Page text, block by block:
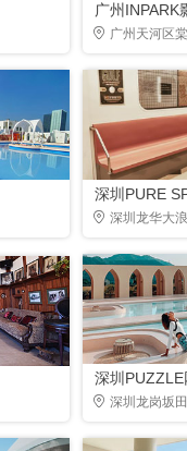
广州INPARK
广州天河区
深圳PURE
深圳龙华大浪
深圳
深圳龙岗坂